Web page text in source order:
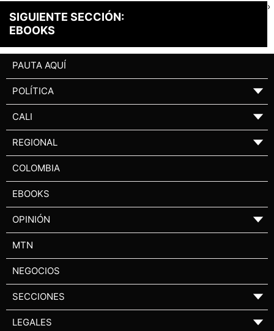
SIGUIENTE SECCIÓN:
EBOOKS
›
PAUTA AQUÍ
POLÍTICA ▼
CALI ▼
REGIONAL ▼
COLOMBIA
EBOOKS
OPINIÓN ▼
MTN
NEGOCIOS
SECCIONES ▼
LEGALES ▼